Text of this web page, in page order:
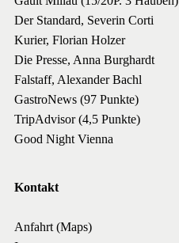
Der Standard, Severin Corti
Kurier, Florian Holzer
Die Presse, Anna Burghardt
Falstaff, Alexander Bachl
GastroNews (97 Punkte)
TripAdvisor (4,5 Punkte)
Good Night Vienna
Kontakt
Anfahrt (Maps)